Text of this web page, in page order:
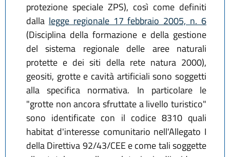
protezione speciale ZPS), così come definiti
dalla legge regionale 17 febbraio 2005, n. 6
(Disciplina della formazione e della gestione
del sistema regionale delle aree naturali
protette e dei siti della rete natura 2000),
geositi, grotte e cavità artificiali sono soggetti
alla specifica normativa. In particolare le
"grotte non ancora sfruttate a livello turistico"
sono identificate con il codice 8310 quali
habitat d'interesse comunitario nell'Allegato I
della Direttiva 92/43/CEE e come tali soggette